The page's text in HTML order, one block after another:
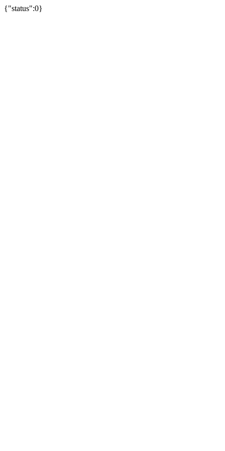
{"status":0}